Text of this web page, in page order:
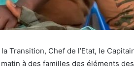
Transition, Chef de l’Etat, le
à des familles des éléments